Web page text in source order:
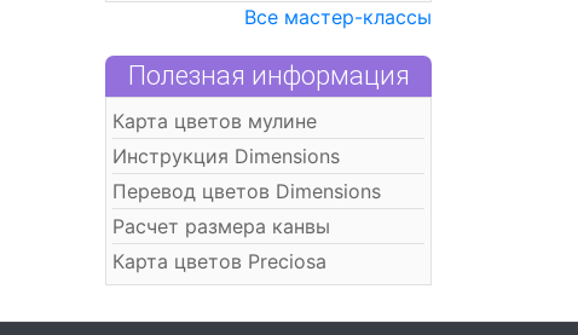
Все мастер-классы
Полезная информация
Карта цветов мулине
Инструкция Dimensions
Перевод цветов Dimensions
Расчет размера канвы
Карта цветов Preciosa